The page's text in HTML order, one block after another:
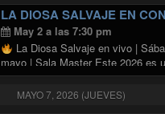
sensible tributo dedicado a estos
de la …Continuar leyendo
LA DIOSA SALVAJE EN
May 2 a las 7:30 pm
La Diosa Salvaje en vivo |
mayo | Sala Master Este 2026 es
hitos para La Diosa Salvaje.
grabación de nuestro disco “El pez
Continuar leyendo"LA DIOSA
MAYO 7, 2026 (JUEVES)